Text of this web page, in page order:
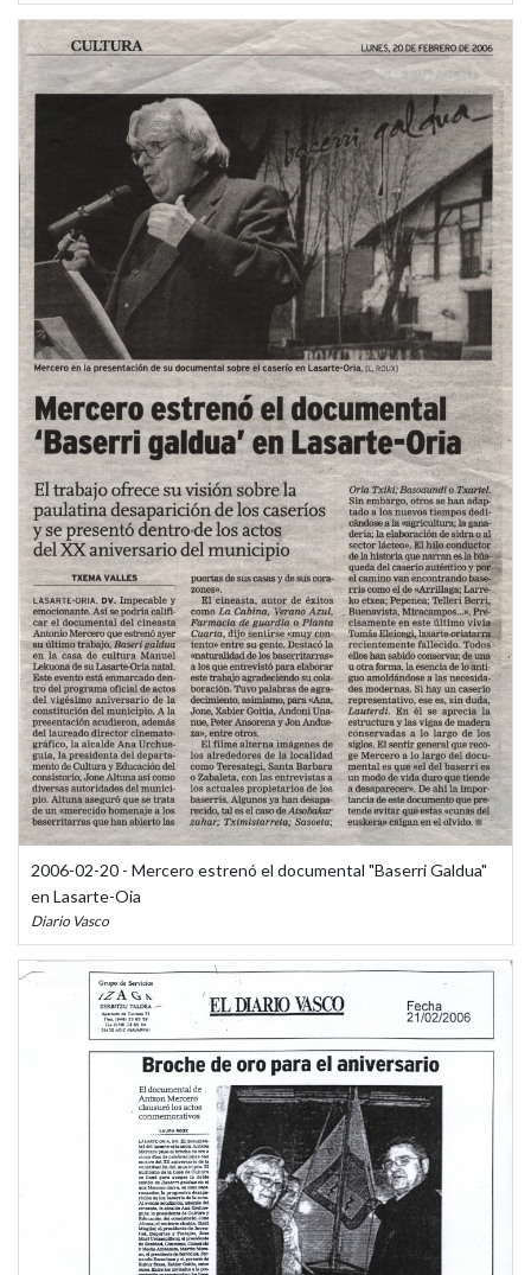
2006-02-20 - Mercero estrenó el documental "Baserri Galdua"
en Lasarte-Oia
Diario Vasco